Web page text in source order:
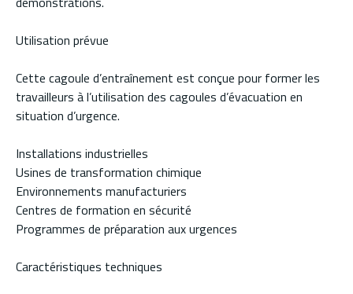
Utilisation prévue
Cette cagoule d’entraînement est conçue pour former les
travailleurs à l’utilisation des cagoules d’évacuation en
situation d’urgence.
Installations industrielles
Usines de transformation chimique
Environnements manufacturiers
Centres de formation en sécurité
Programmes de préparation aux urgences
Caractéristiques techniques